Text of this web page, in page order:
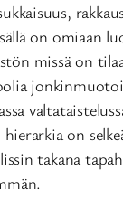
on omiaan
missä on
on
takana